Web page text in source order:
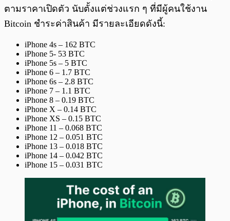
ตามราคาเปิดตัว นับตั้งแต่ช่วงแรก ๆ ที่มีผู้คนใช้งาน
Bitcoin ชำระค่าสินค้า มีรายละเอียดดังนี้:
iPhone 4s – 162 BTC
iPhone 5- 53 BTC
iPhone 5s – 5 BTC
iPhone 6 – 1.7 BTC
iPhone 6s – 2.8 BTC
iPhone 7 – 1.1 BTC
iPhone 8 – 0.19 BTC
iPhone X – 0.14 BTC
iPhone XS – 0.15 BTC
iPhone 11 – 0.068 BTC
iPhone 12 – 0.051 BTC
iPhone 13 – 0.018 BTC
iPhone 14 – 0.042 BTC
iPhone 15 – 0.031 BTC